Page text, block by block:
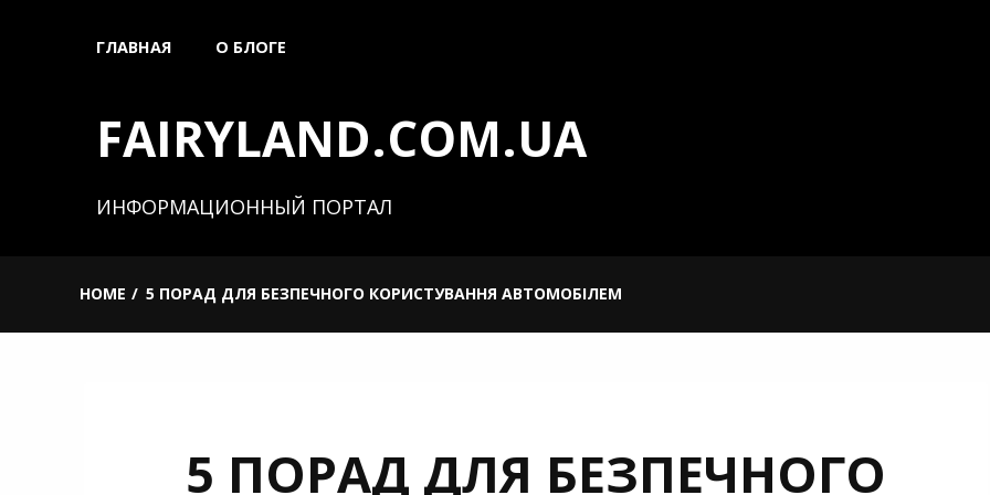
ГЛАВНАЯ О БЛОГЕ
FAIRYLAND.COM.UA
ИНФОРМАЦИОННЫЙ ПОРТАЛ
HOME 5 ПОРАД ДЛЯ БЕЗПЕЧНОГО КОРИСТУВАННЯ АВТОМОБІЛЕМ
5 ПОРАД ДЛЯ БЕЗПЕЧНОГО